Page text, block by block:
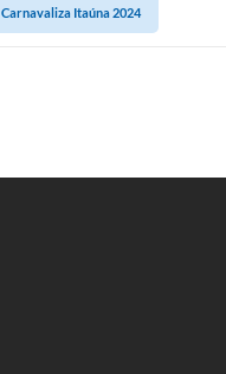
Carnavaliza Itaúna 2024